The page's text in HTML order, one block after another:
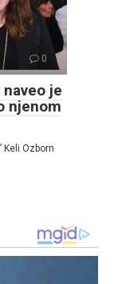
0
je
njenom
Keli Ozborn